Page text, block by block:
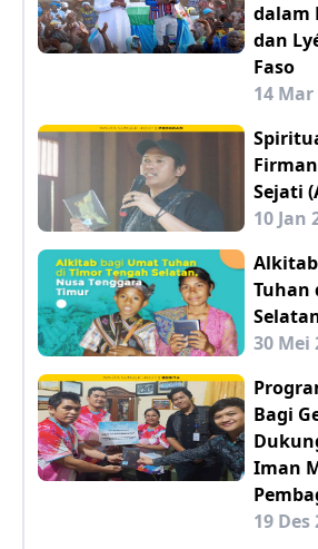
dalam
dan
Faso
14 Mar
Sejati
10 Jan
Tuhan
30 Mei
Bagi
Iman
19 Des